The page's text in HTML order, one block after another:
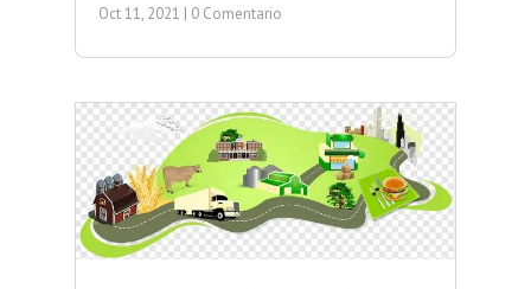
Oct 11, 2021 | 0 Comentario